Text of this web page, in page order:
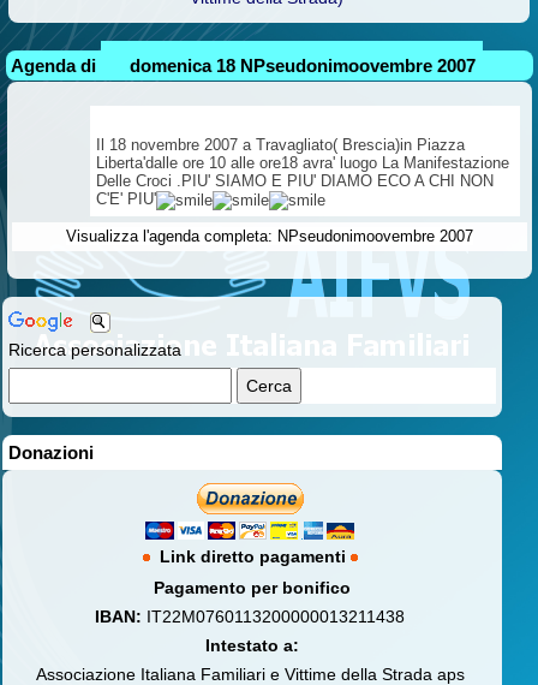
Ricerca personalizzata
Donazioni
Link diretto pagamenti
Pagamento per bonifico
IBAN: IT22M0760113200000013211438
Intestato a:
Associazione Italiana Familiari e Vittime della Strada aps
Agenda di domenica 18 NPseudonimoovembre 2007
Il 18 novembre 2007 a Travagliato( Brescia)in Piazza
Liberta'dalle ore 10 alle ore18 avra' luogo La Manifestazione
Delle Croci .PIU' SIAMO E PIU' DIAMO ECO A CHI NON
C'E' PIU'
Visualizza l'agenda completa: NPseudonimoovembre 2007